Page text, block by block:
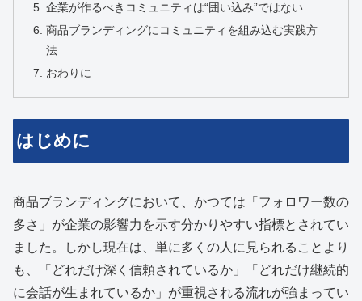
企業が作るべきコミュニティは“囲い込み”ではない
商品ブランディングにコミュニティを組み込む実践方
法
おわりに
はじめに
商品ブランディングにおいて、かつては「フォロワー数の
多さ」が企業の影響力を示す分かりやすい指標とされてい
ました。しかし現在は、単に多くの人に見られることより
も、「どれだけ深く信頼されているか」「どれだけ継続的
に会話が生まれているか」が重視される流れが強まってい